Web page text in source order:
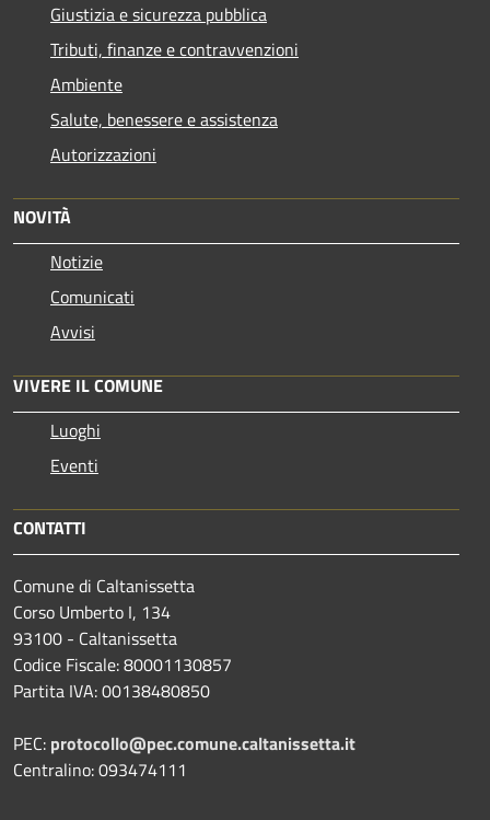
Giustizia e sicurezza pubblica
Tributi, finanze e contravvenzioni
Ambiente
Salute, benessere e assistenza
Autorizzazioni
NOVITÀ
Notizie
Comunicati
Avvisi
VIVERE IL COMUNE
Luoghi
Eventi
CONTATTI
Comune di Caltanissetta
Corso Umberto I, 134
93100 - Caltanissetta
Codice Fiscale: 80001130857
Partita IVA: 00138480850
PEC: protocollo@pec.comune.caltanissetta.it
Centralino: 093474111